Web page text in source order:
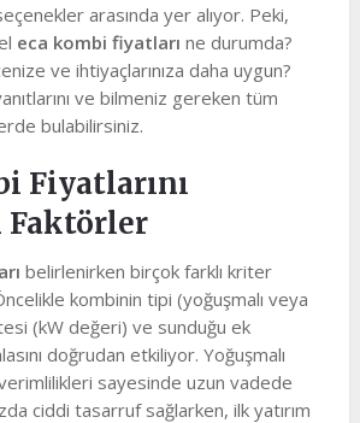
arasında yer alıyor. Peki,
eca kombi fiyatları ne durumda?
ve ihtiyaçlarınıza daha uygun?
ve bilmeniz gereken tüm
bulabilirsiniz.
Fiyatlarını
belirlenirken birçok farklı kriter
kombinin tipi (yoğuşmalı veya
(kW değeri) ve sunduğu ek
doğrudan etkiliyor. Yoğuşmalı
sayesinde uzun vadede
ciddi tasarruf sağlarken, ilk yatırım